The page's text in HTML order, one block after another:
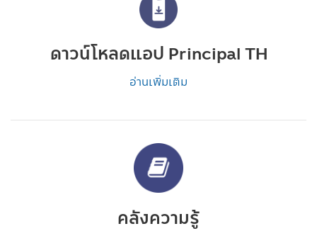
ดาวน์โหลดแอป Principal TH
อ่านเพิ่มเติม
คลังความรู้